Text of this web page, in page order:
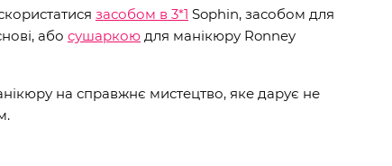
засобом в 3*1 Sophin, засобом для
або сушаркою для манікюру Ronney
на справжнє мистецтво, яке дарує не